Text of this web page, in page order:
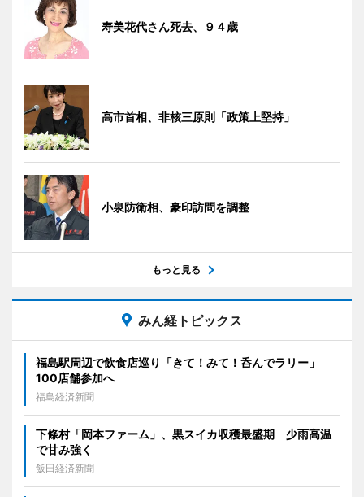
寿美花代さん死去、９４歳
高市首相、非核三原則「政策上堅持」
小泉防衛相、豪印訪問を調整
もっと見る
みん経トピックス
福島駅周辺で飲食店巡り「きて！みて！呑んでラリー」
100店舗参加へ
福島経済新聞
下條村「岡本ファーム」、黒スイカ収穫最盛期 少雨高温
で甘み強く
飯田経済新聞